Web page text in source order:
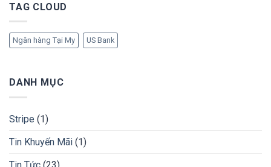
TAG CLOUD
Ngân hàng Tại My US Bank
DANH MỤC
Stripe (1)
Tin Khuyến Mãi (1)
Tin Tức (23)